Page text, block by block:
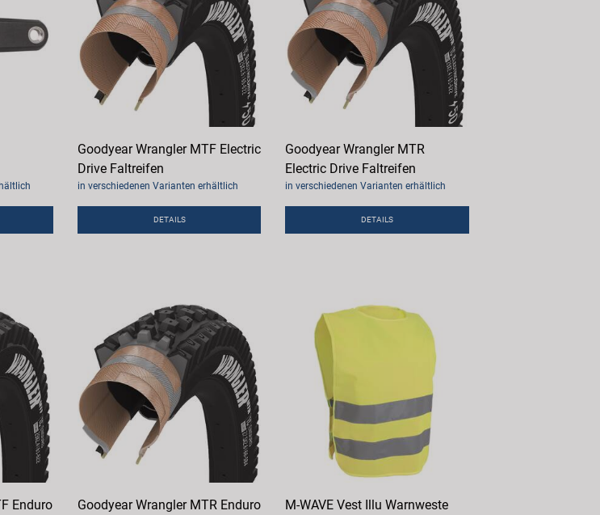
Goodyear Wrangler MTF Electric
Drive Faltreifen
in verschiedenen Varianten erhältlich
DETAILS
Goodyear Wrangler MTR
Electric Drive Faltreifen
in verschiedenen Varianten erhältlich
DETAILS
Enduro
Goodyear Wrangler MTR Enduro
M-WAVE Vest Illu Warnweste